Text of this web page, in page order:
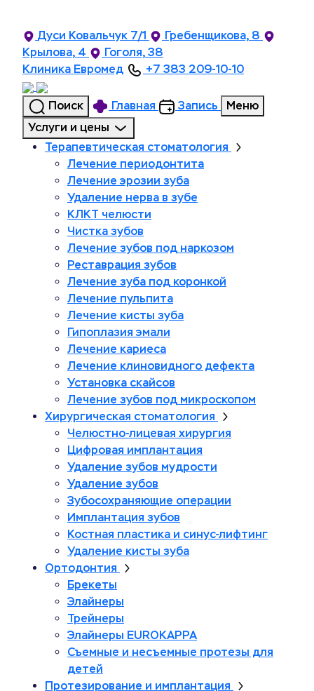
Дуси Ковальчук 7/1
Гребенщикова, 8
Крылова, 4
Гоголя, 38
Клиника Евромед
+7 383 209-10-10
Поиск Главная Запись
Меню
Услуги и цены
Терапевтическая стоматология
Лечение периодонтита
Лечение эрозии зуба
Удаление нерва в зубе
КЛКТ челюсти
Чистка зубов
Лечение зубов под наркозом
Реставрация зубов
Лечение зуба под коронкой
Лечение пульпита
Лечение кисты зуба
Гипоплазия эмали
Лечение кариеса
Лечение клиновидного дефекта
Установка скайсов
Лечение зубов под микроскопом
Хирургическая стоматология
Челюстно-лицевая хирургия
Цифровая имплантация
Удаление зубов мудрости
Удаление зубов
Зубосохраняющие операции
Имплантация зубов
Костная пластика и синус-лифтинг
Удаление кисты зуба
Ортодонтия
Брекеты
Элайнеры
Трейнеры
Элайнеры EUROKAPPA
Съемные и несъемные протезы для
детей
Протезирование и имплантация